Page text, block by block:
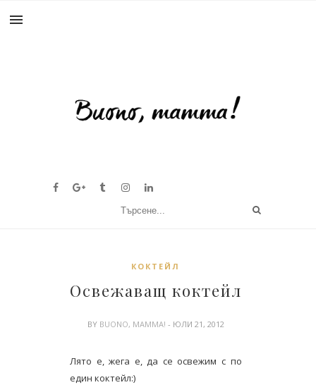
КОКТЕЙЛ
Освежаващ коктейл
BY BUONO, MAMMA! - ЮЛИ 21, 2012
Лято е, жега е, да се освежим с по
един коктейл:)